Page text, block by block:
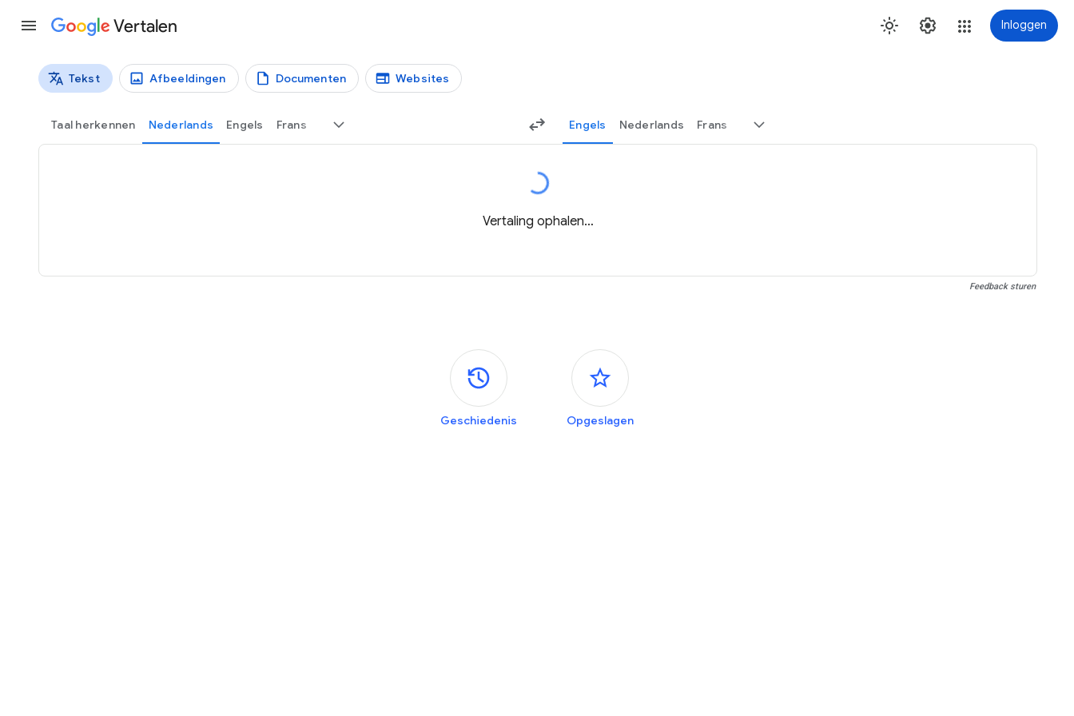
Vertalen Inloggen
Vertaaltypen
Tekst Afbeeldingen Documenten Websites
Taal herkennen Nederlands Engels Frans Engels Nederlands Frans
Vertaling ophalen…
Feedback sturen
Zijvensters
Geschiedenis Opgeslagen